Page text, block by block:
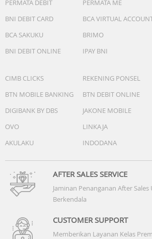
PERMATA DEBIT
PERMATA ME
BNI DEBIT CARD
BCA VIRTUAL
BCA SAKUKU
BRIMO
BNI DEBIT ONLINE
IPAY BNI
CIMB CLICKS
REKENING PONSEL
BTN MOBILE BANKING
BTN DEBIT ONLINE
DIGIBANK BY DBS
JAKONE MOBILE
OVO
LINKAJA
AKULAKU
INDODANA
AFTER SALES SERVICE
Jaminan Penanganan After
Berkendala
CUSTOMER SUPPORT
Memberikan Layanan Kelas